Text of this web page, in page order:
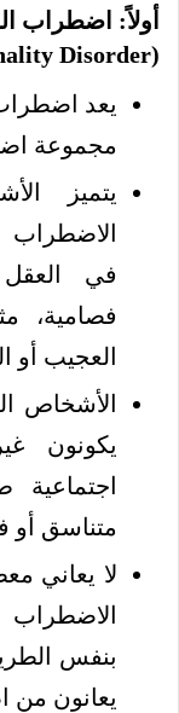
أولاً: اضطراب
(Schizotypal Personality Disorder)
يعد
مجموعة
يتميز
في
فصامية،
العجيب أو
الأشخاص
يكونون
اجتماعية
متناسق أو
لا يعاني
بنفس
يعانون من